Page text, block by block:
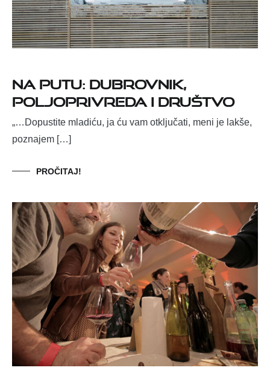
NA PUTU: DUBROVNIK,
POLJOPRIVREDA I DRUŠTVO
„…Dopustite mladiću, ja ću vam otključati, meni je lakše,
poznajem […]
PROČITAJ!